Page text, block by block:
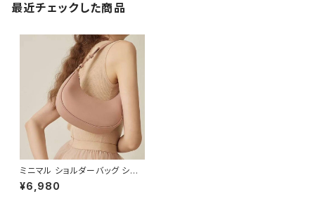
最近チェックした商品
ミニマル ショルダーバッグ シン
プル ワンショルダーバッグ レデ
ィース 肩掛け 軽量 デイリーバ
¥6,980